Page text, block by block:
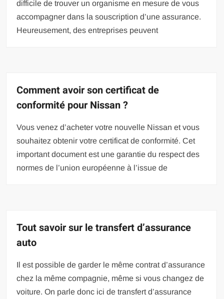
difficile de trouver un organisme en mesure de vous
accompagner dans la souscription d’une assurance.
Heureusement, des entreprises peuvent
Comment avoir son certificat de
conformité pour Nissan ?
Vous venez d’acheter votre nouvelle Nissan et vous
souhaitez obtenir votre certificat de conformité. Cet
important document est une garantie du respect des
normes de l’union européenne à l’issue de
Tout savoir sur le transfert d’assurance
auto
Il est possible de garder le même contrat d’assurance
chez la même compagnie, même si vous changez de
voiture. On parle donc ici de transfert d’assurance